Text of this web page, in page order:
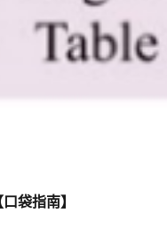
袋指南】